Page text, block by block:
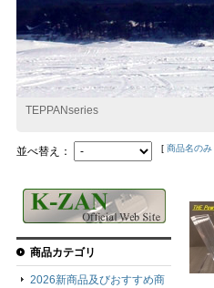
TEPPANseries
並べ替え： [ 商品名のみ
商品カテゴリ
2026新商品及びおすすめ商